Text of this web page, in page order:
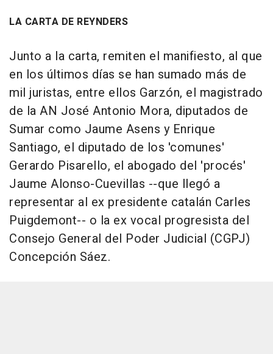
LA CARTA DE REYNDERS
Junto a la carta, remiten el manifiesto, al que
en los últimos días se han sumado más de
mil juristas, entre ellos Garzón, el magistrado
de la AN José Antonio Mora, diputados de
Sumar como Jaume Asens y Enrique
Santiago, el diputado de los 'comunes'
Gerardo Pisarello, el abogado del 'procés'
Jaume Alonso-Cuevillas --que llegó a
representar al ex presidente catalán Carles
Puigdemont-- o la ex vocal progresista del
Consejo General del Poder Judicial (CGPJ)
Concepción Sáez.